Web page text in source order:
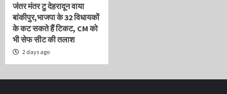
जंतर मंतर टु देहरादून वाया
बांकीपुर,भाजपा के 32 विधायकों
के कट सकते हैं टिकट, CM को
भी सेफ सीट की तलाश
2 days ago